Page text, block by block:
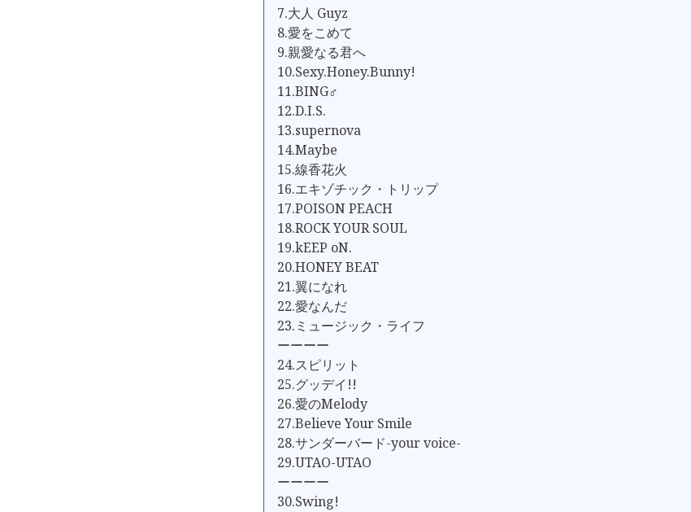
7.大人 Guyz
8.愛をこめて
9.親愛なる君へ
10.Sexy.Honey.Bunny!
11.BING♂
12.D.I.S.
13.supernova
14.Maybe
15.線香花火
16.エキゾチック・トリップ
17.POISON PEACH
18.ROCK YOUR SOUL
19.kEEP oN.
20.HONEY BEAT
21.翼になれ
22.愛なんだ
23.ミュージック・ライフ
ーーーー
24.スピリット
25.グッデイ!!
26.愛のMelody
27.Believe Your Smile
28.サンダーバード-your voice-
29.UTAO-UTAO
ーーーー
30.Swing!